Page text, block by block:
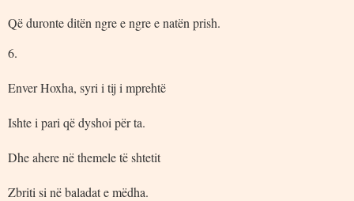
Që duronte ditën ngre e ngre e natën prish.
6.
Enver Hoxha, syri i tij i mprehtë
Ishte i pari që dyshoi për ta.
Dhe ahere në themele të shtetit
Zbriti si në baladat e mëdha.